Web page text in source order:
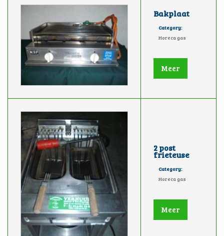
Bakplaat
Category:
Horeca gas
Meer
2 post
frieteuse
Category:
Horeca gas
Meer